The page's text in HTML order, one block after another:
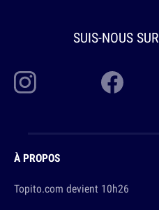
SUIS-NOUS SUR
À PROPOS
Topito.com devient 10h26